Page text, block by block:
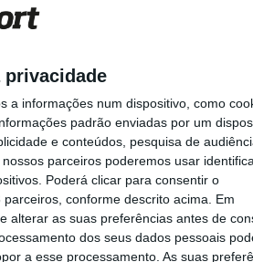
privacidade
a informações num dispositivo, como
padrão enviadas por um
e conteúdos, pesquisa de
parceiros poderemos usar
Poderá clicar para consentir o
conforme descrito acima. Em
alterar as suas preferências antes de
dos seus dados pessoais
a esse processamento. As suas
admite